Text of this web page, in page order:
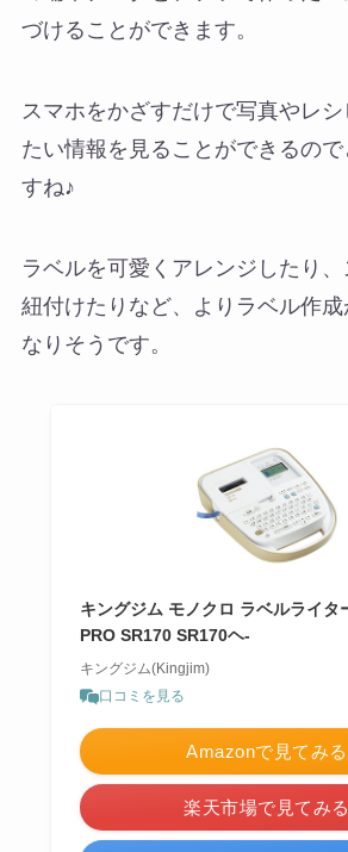
づけることができます。
スマホをかざすだけで写真やレ
たい情報を見ることができるの
すね♪
ラベルを可愛くアレンジしたり
紐付けたりなど、よりラベル作
なりそうです。
キングジム モノクロ ラベルライタ
PRO SR170 SR170ヘ-
キングジム(Kingjim)
口コミを見る
Amazonで見てみる
楽天市場で見てみる